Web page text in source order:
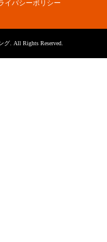
イバシーポリシー
グ. All Rights Reserved.